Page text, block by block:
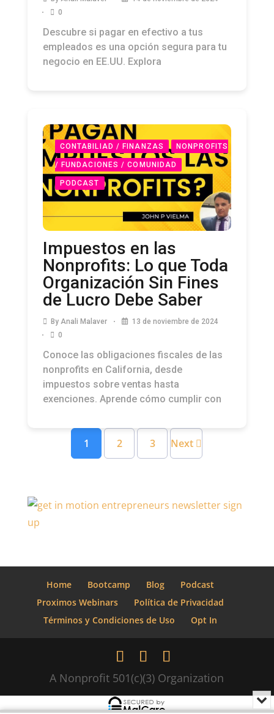
ByAnali Malaver
Descubre si pagar en efectivo a tus
empleados es una opción segura para tu
CONTABILIAD / FINANZAS NONPROFITS
/ FUNDACIONES / COMUNIDAD
PODCAST
Impuestos en las
Nonprofits: Lo que Toda
Organización Sin Fines
de Lucro Debe Saber
ByAnali Malaver
Conoce las obligaciones fiscales de las
nonprofits en California, desde
impuestos sobre ventas hasta
2 3 Next
A Nonprofit 501(c)(3) Organization
o